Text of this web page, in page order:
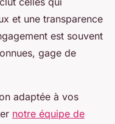
et une transparence
est souvent
gage de
adaptée à vos
notre équipe de